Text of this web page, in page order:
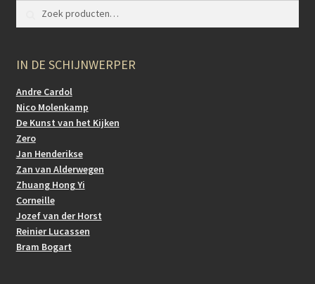
Zoeken naar:
Zoeken
IN DE SCHIJNWERPER
Andre Cardol
Nico Molenkamp
De Kunst van het Kijken
Zero
Jan Henderikse
Zan van Alderwegen
Zhuang Hong Yi
Corneille
Jozef van der Horst
Reinier Lucassen
Bram Bogart